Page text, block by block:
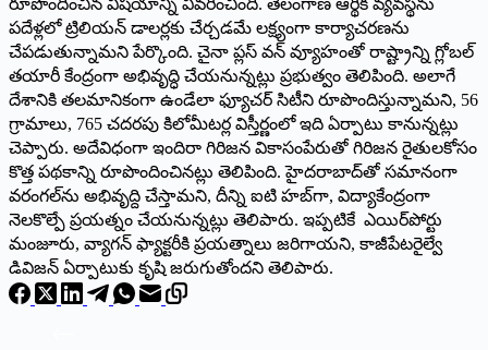
పదేళ్లలో ట్రిలియన్‌ డాలర్లకు చేర్చడమే లక్ష్యంగా కార్యాచరణను
చేపడుతున్నామని పేర్కొంది. చైనా ప్లస్‌ వన్‌ వ్యూహంతో రాష్ట్రాన్ని గ్లోబల్‌
తయారీ కేంద్రంగా అభివృద్ధి చేయనున్నట్లు ప్రభుత్వం తెలిపింది. అలాగే
దేశానికి తలమానికంగా ఉండేలా ఫ్యూచర్‌ సిటీని రూపొందిస్తున్నామని, 56
గ్రామాలు, 765 చదరపు కిలోమీటర్ల విస్తీర్ణంలో ఇది ఏర్పాటు కానున్నట్లు
చెప్పారు. అదేవిధంగా ఇందిరా గిరిజన వికాసంపేరుతో గిరిజన రైతులకోసం
కొత్త పథకాన్ని రూపొందించినట్లు తెలిపింది. హైదరాబాద్‌తో సమానంగా
వరంగల్‌ను అభివృద్ది చేస్తామని, దీన్ని ఐటి హబ్‌గా, విద్యాకేంద్రంగా
నెలకొల్పే ప్రయత్నం చేయనున్నట్లు తెలిపారు. ఇప్పటికే ఎయిర్‌పోర్టు
మంజూరు, వ్యాగన్‌ ఫ్యాక్టరీకి ప్రయత్నాలు జరిగాయని, కాజీపేటరైల్వే
డివిజన్‌ ఏర్పాటుకు కృషి జరుగుతోందని తెలిపారు.